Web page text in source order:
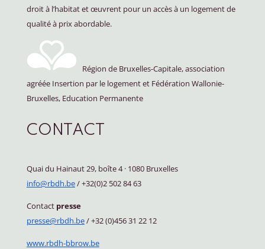
droit à l’habitat et œuvrent pour un accès à un logement de
qualité à prix abordable.
Région de Bruxelles-Capitale, association
agréée Insertion par le logement et Fédération Wallonie-
Bruxelles, Education Permanente
CONTACT
Quai du Hainaut 29, boîte 4·1080 Bruxelles
info@rbdh.be/ +32(0)2 502 84 63
Contact presse
presse@rbdh.be/ +32 (0)456 31 22 12
www.rbdh-bbrow.be